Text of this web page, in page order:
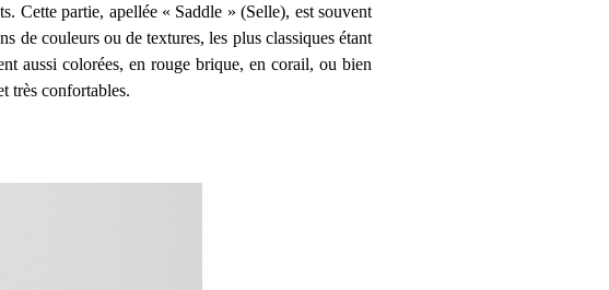
Cette partie, apellée « Saddle » (Selle), est souvent
de couleurs ou de textures, les plus classiques étant
aussi colorées, en rouge brique, en corail, ou bien
très confortables.